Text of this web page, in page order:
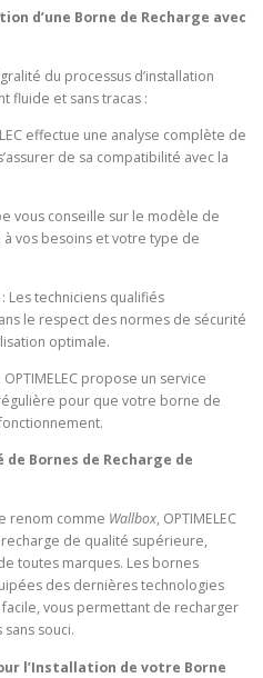
d’une Borne de Recharge avec
du processus d’installation
fluide et sans tracas :
effectue une analyse complète de
de sa compatibilité avec la
vous conseille sur le modèle de
vos besoins et votre type de
: Les techniciens qualifiés
le respect des normes de sécurité
optimale.
: OPTIMELEC propose un service
pour que votre borne de
Bornes de Recharge de
renom comme Wallbox, OPTIMELEC
de qualité supérieure,
toutes marques. Les bornes
des dernières technologies
vous permettant de recharger
souci.
l’Installation de votre Borne